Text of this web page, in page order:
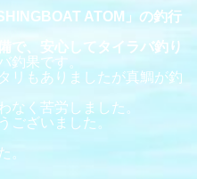
ATOM」の釣行
で、安心してタイラバ釣り
釣果です。
リもありましたが真鯛が釣
なく苦労しました。
ございました。
。